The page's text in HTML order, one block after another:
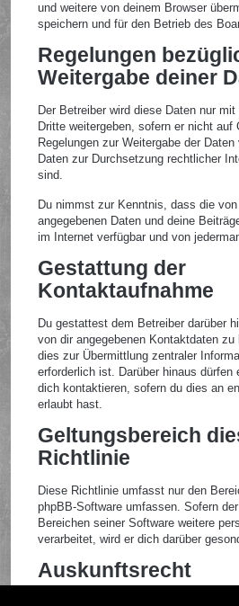
und weitere von deinem Browser
speichern und für den Betrieb des
Regelungen
Weitergabe deiner
Der Betreiber wird diese Daten nur
Dritte weitergeben, sofern er nicht auf
Regelungen zur Weitergabe der
Daten zur Durchsetzung rechtlicher
sind.
Du nimmst zur Kenntnis, dass die
angegebenen Daten und deine
im Internet verfügbar und von
Gestattung der
Kontaktaufnahme
Du gestattest dem Betreiber darüber
von dir angegebenen Kontaktdaten
dies zur Übermittlung zentraler
erforderlich ist. Darüber hinaus dürfen
dich kontaktieren, sofern du dies an
erlaubt hast.
Geltungsbereich
Richtlinie
Diese Richtlinie umfasst nur den
phpBB-Software umfassen. Sofern
Bereichen seiner Software weitere
verarbeitet, wird er dich darüber
Auskunftsrecht